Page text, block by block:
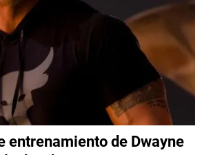
entrenamiento de Dwayne